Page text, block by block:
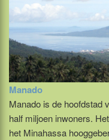
Manado
Manado is de hoofdstad
half miljoen inwoners.
het Minahassa